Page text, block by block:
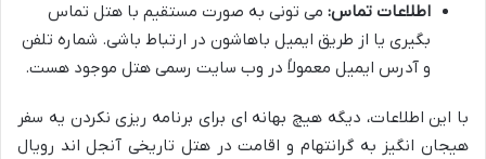
اطلاعات تماس: می تونی به صورت مستقیم با هتل تماس
بگیری یا از طریق ایمیل باهاشون در ارتباط باشی. شماره تلفن
و آدرس ایمیل معمولاً در وب سایت رسمی هتل موجود هست.
با این اطلاعات، دیگه هیچ بهانه ای برای برنامه ریزی نکردن یه سفر
هیجان انگیز به گرانتهام و اقامت در هتل تاریخی آنجل اند رویال